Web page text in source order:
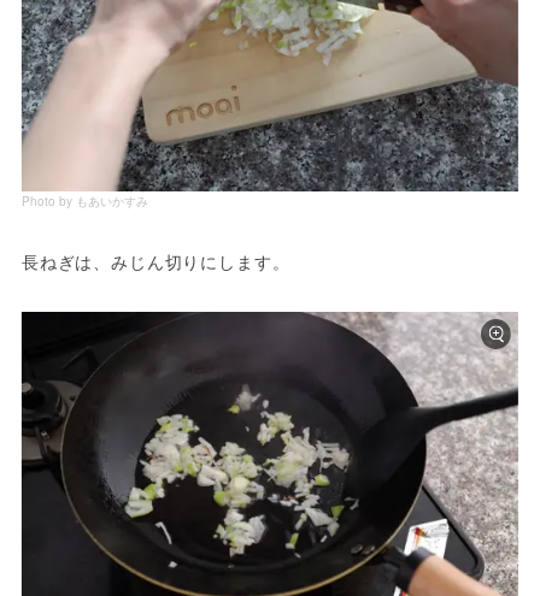
Photo by もあいかすみ
長ねぎは、みじん切りにします。